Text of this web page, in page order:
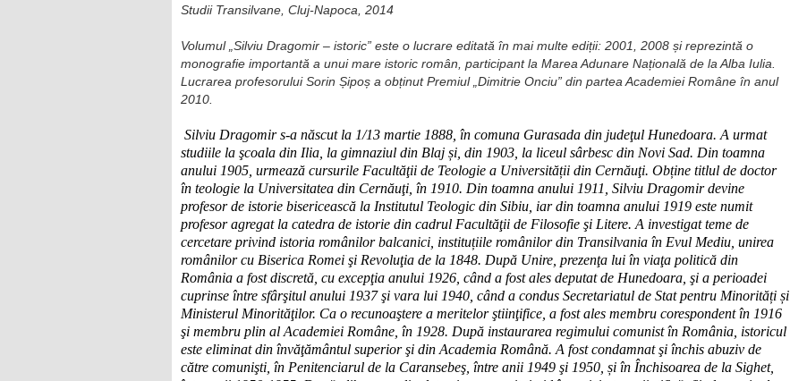
Studii Transilvane, Cluj-Napoca, 2014
Volumul „Silviu Dragomir – istoric” este o lucrare editată în mai multe ediții: 2001, 2008 și reprezintă o
monografie importantă a unui mare istoric român, participant la Marea Adunare Națională de la Alba Iulia.
Lucrarea profesorului Sorin Șipoș a obținut Premiul „Dimitrie Onciu” din partea Academiei Române în anul
2010.
Silviu Dragomirs-a născut la 1/13 martie 1888, în comuna Gurasada din judeţul Hunedoara. A urmat
studiile la şcoala din Ilia, la gimnaziul din Blaj și, din 1903, la liceul sârbesc din Novi Sad. Din toamna
anului 1905, urmează cursurile Facultăţii de Teologie a Universității din Cernăuţi. Obține titlul de doctor
în teologie la Universitatea din Cernăuţi, în 1910. Din toamna anului 1911, Silviu Dragomir devine
profesor de istorie bisericească la Institutul Teologic din Sibiu, iar din toamna anului 1919 este numit
profesoragregat la catedra de istorie din cadrul Facultăţii de Filosofie şi Litere. A investigat teme de
cercetare privind istoria românilor balcanici, instituțiile românilor din Transilvania în Evul Mediu, unirea
românilor cu Biserica Romei şi Revoluţia de la 1848. După Unire, prezenţa lui în viaţa politică din
România a fost discretă , cu excepţia anului 1926, când a fost ales deputat de Hunedoara, şi a perioadei
cuprinse între sfârşitul anului 1937şi vara lui 1940, când a condus Secretariatul de Stat pentru Minorități și
Ministerul Minorităţilor. Ca o recunoaştere a meritelorştiinţifice, a fost ales membru corespondent în 1916
şi membru plin al Academiei Române, în 1928. După instaurarea regimului comunist în România, istoricul
este eliminat din învăţământul superiorşi din Academia Română. A fost condamnatşi închis abuziv de
către comunişti, în Penitenciarul de la Caransebeş, între anii 1949 şi 1950, și în Închisoarea de la Sighet,